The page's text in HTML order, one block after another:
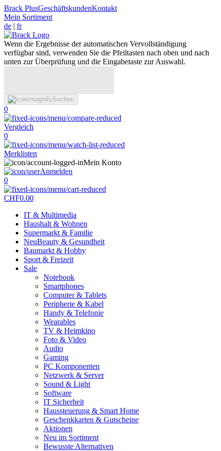
Brack PlusGeschäftskundenKontakt
Mein Sortiment
de | fr
Wenn die Ergebnisse der automatischen Vervollständigung
verfügbar sind, verwenden Sie die Pfeiltasten nach oben und nach
unten zur Überprüfung und die Eingabetaste zur Auswahl.
Suchen
0
Vergleich
0
Merklisten
Mein Konto
Anmelden
0
CHF0.00
IT & Multimedia
Haushalt & Wohnen
Supermarkt & Familie
NeuBeauty & Gesundheit
Baumarkt & Hobby
Sport & Freizeit
Sale
Notebook
Smartphones
Computer & Tablets
Peripherie & Kabel
Handy & Telefonie
Wearables
TV & Heimkino
Foto & Video
Audio
Gaming
PC Komponenten
Netzwerk & Server
Sound & Light
Software
IT Sicherheit
Haussteuerung & Smart Home
Geschenkkarten & Gutscheine
Aktionen
Neu im Sortiment
Bewusste Alternativen